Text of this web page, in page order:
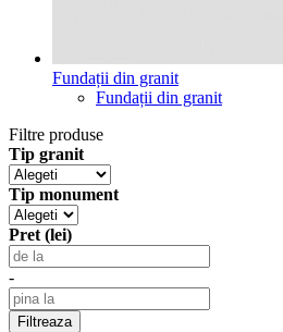
Fundații din granit
Fundații din granit
Filtre produse
Tip granit
Tip monument
Pret (lei)
-